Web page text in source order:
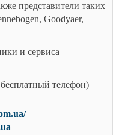
представители таких
Goodyaer,
и сервиса
телефон)